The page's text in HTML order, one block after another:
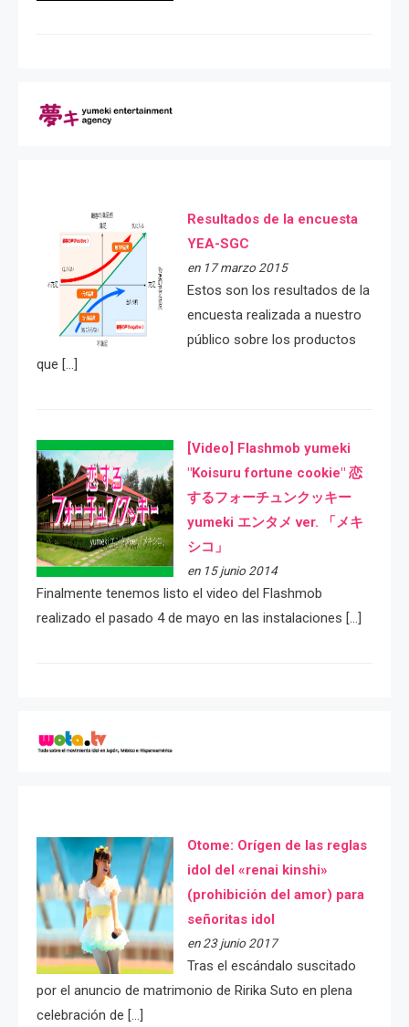
Resultados de la encuesta
YEA-SGC
en 17 marzo 2015
Estos son los resultados de la
encuesta realizada a nuestro
público sobre los productos
que […]
[Video] Flashmob yumeki
"Koisuru fortune cookie" 恋
するフォーチュンクッキー
yumeki エンタメ ver. 「メキ
シコ」
en 15 junio 2014
Finalmente tenemos listo el video del Flashmob
realizado el pasado 4 de mayo en las instalaciones […]
Otome: Orígen de las reglas
idol del «renai kinshi»
(prohibición del amor) para
señoritas idol
en 23 junio 2017
Tras el escándalo suscitado
por el anuncio de matrimonio de Ririka Suto en plena
celebración de […]